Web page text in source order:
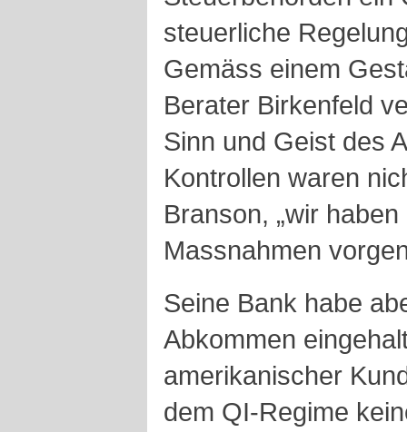
steuerliche
Gemäss einem
Berater Birkenfeld
Sinn und Geist des
Kontrollen waren
Branson, „wir
Massnahmen
Seine Bank habe
Abkommen
amerikanischer
dem QI-Regime